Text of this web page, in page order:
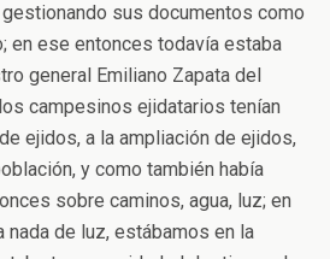
sus documentos como
en ese entonces todavía estaba
general Emiliano Zapata del
campesinos ejidatarios tenían
ejidos, a la ampliación de ejidos,
y como también había
sobre caminos, agua, luz; en
nada de luz, estábamos en la